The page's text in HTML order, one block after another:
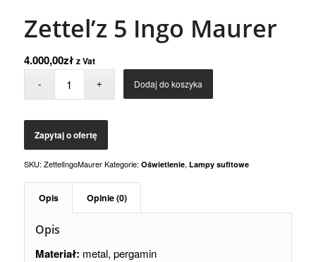
Zettel’z 5 Ingo Maurer
4.000,00zł z Vat
Dodaj do koszyka
SKU: ZettelIngoMaurer Kategorie: Oświetlenie, Lampy sufitowe
Opis Opinie (0)
Opis
Materiał: metal, pergamin